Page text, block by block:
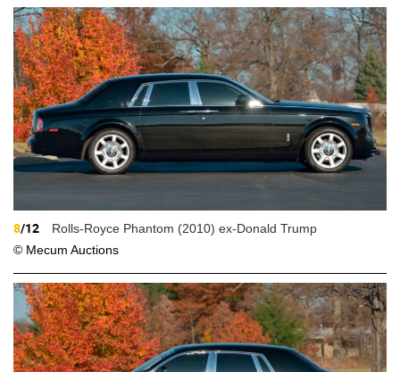
8/12
Rolls-Royce Phantom (2010) ex-Donald Trump
© Mecum Auctions